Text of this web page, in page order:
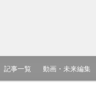
記事一覧 動画・未来編集